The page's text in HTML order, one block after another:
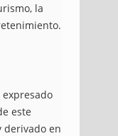
la
este
derivado en